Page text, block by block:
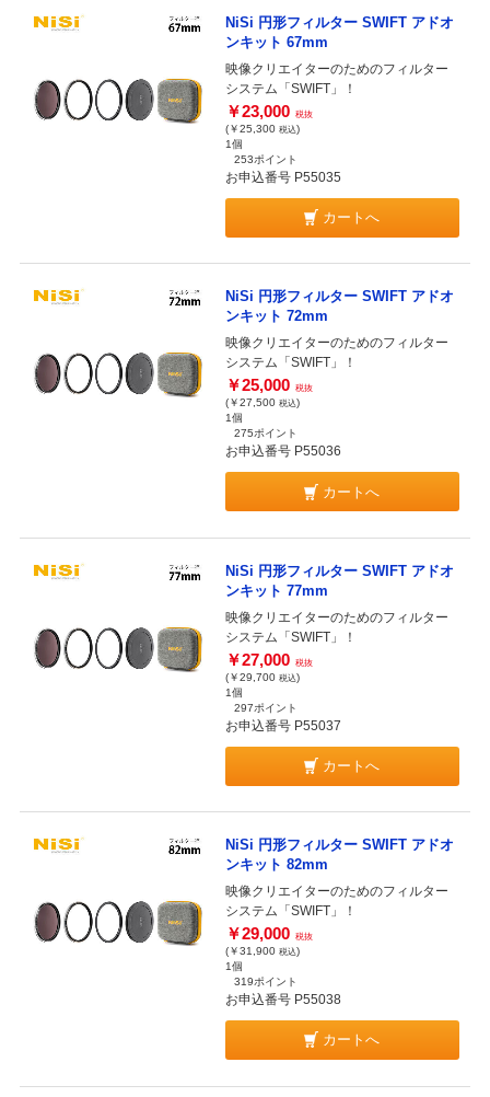
NiSi 円形フィルター SWIFT アドオ
ンキット 67mm
映像クリエイターのためのフィルター
システム「SWIFT」！
￥23,000 税抜
(￥25,300 税込)
1個
253ポイント
お申込番号 P55035
カートへ
NiSi 円形フィルター SWIFT アドオ
ンキット 72mm
映像クリエイターのためのフィルター
システム「SWIFT」！
￥25,000 税抜
(￥27,500 税込)
1個
275ポイント
お申込番号 P55036
カートへ
NiSi 円形フィルター SWIFT アドオ
ンキット 77mm
映像クリエイターのためのフィルター
システム「SWIFT」！
￥27,000 税抜
(￥29,700 税込)
1個
297ポイント
お申込番号 P55037
カートへ
NiSi 円形フィルター SWIFT アドオ
ンキット 82mm
映像クリエイターのためのフィルター
システム「SWIFT」！
￥29,000 税抜
(￥31,900 税込)
1個
319ポイント
お申込番号 P55038
カートへ